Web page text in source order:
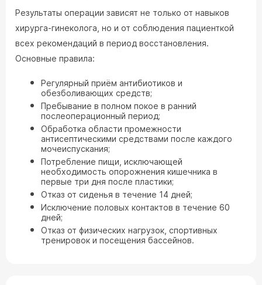
Результаты операции зависят не только от навыков
хирурга-гинеколога, но и от соблюдения пациенткой
всех рекомендаций в период восстановления.
Основные правила:
Регулярный приём антибиотиков и
обезболивающих средств;
Пребывание в полном покое в ранний
послеоперационный период;
Обработка области промежности
антисептическими средствами после каждого
мочеиспускания;
Потребление пищи, исключающей
необходимость опорожнения кишечника в
первые три дня после пластики;
Отказ от сиденья в течение 14 дней;
Исключение половых контактов в течение 60
дней;
Отказ от физических нагрузок, спортивных
тренировок и посещения бассейнов.